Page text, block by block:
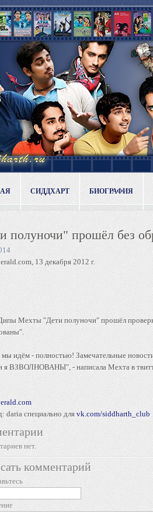
СИДДХАРТ БИОГРАФИЯ
полуночи" прошёл без
13 декабря 2012 г.
Мехты "Дети полуночи" прошёл
идём - полностью! Замечательные
я ВЗВОЛНОВАНЫ", - написала Мехта в
daria специально для vk.com/siddharth_club
нет.
комментарий